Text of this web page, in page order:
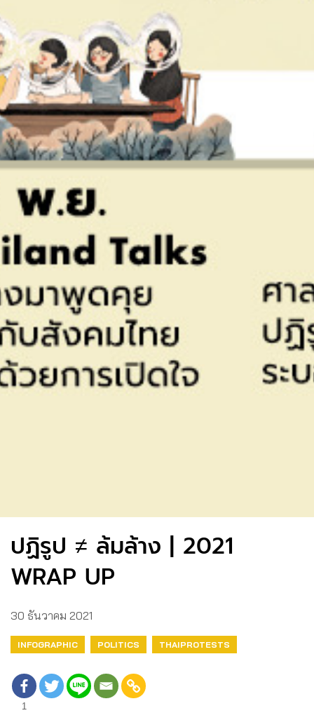
ปฏิรูป ≠ ล้มล้าง | 2021
WRAP UP
30 ธันวาคม 2021
INFOGRAPHIC POLITICS THAIPROTESTS
1